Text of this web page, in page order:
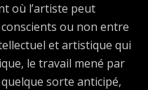
où l’artiste peut
ou non entre
et artistique qui
le travail mené par
sorte anticipé,